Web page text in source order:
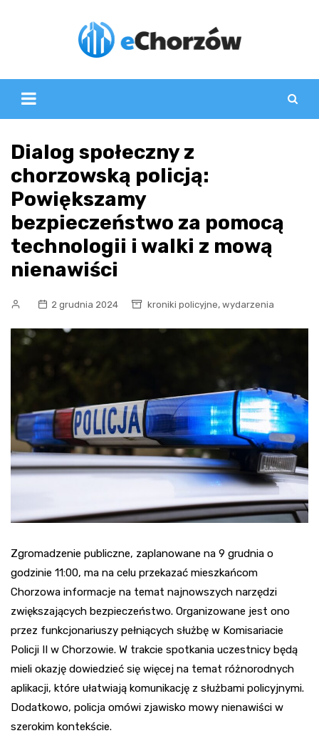
Dialog społeczny z
chorzowską policją:
Powiększamy
bezpieczeństwo za pomocą
technologii i walki z mową
nienawiści
2 grudnia 2024 kroniki policyjne, wydarzenia
Zgromadzenie publiczne, zaplanowane na 9 grudnia o
godzinie 11:00, ma na celu przekazać mieszkańcom
Chorzowa informacje na temat najnowszych narzędzi
zwiększających bezpieczeństwo. Organizowane jest ono
przez funkcjonariuszy pełniących służbę w Komisariacie
Policji II w Chorzowie. W trakcie spotkania uczestnicy będą
mieli okazję dowiedzieć się więcej na temat różnorodnych
aplikacji, które ułatwiają komunikację z służbami policyjnymi.
Dodatkowo, policja omówi zjawisko mowy nienawiści w
szerokim kontekście.